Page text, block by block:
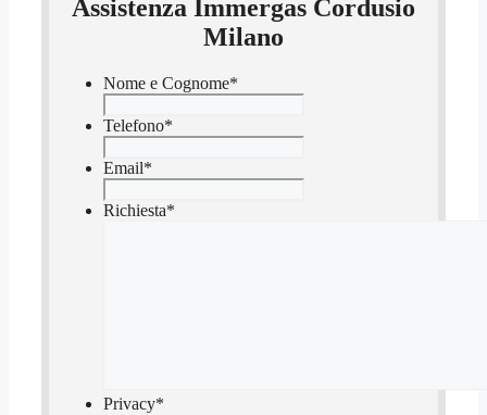
Assistenza Immergas Cordusio
Milano
Nome e Cognome*
Telefono*
Email*
Richiesta*
Privacy*